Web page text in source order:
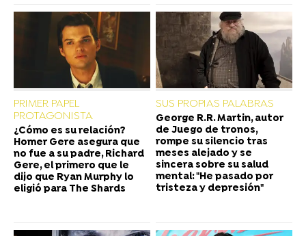
PRIMER PAPEL
PROTAGONISTA
¿Cómo es su relación?
Homer Gere asegura que
no fue a su padre, Richard
Gere, el primero que le
dijo que Ryan Murphy lo
eligió para The Shards
SUS PROPIAS PALABRAS
George R.R. Martin, autor
de Juego de tronos,
rompe su silencio tras
meses alejado y se
sincera sobre su salud
mental: "He pasado por
tristeza y depresión"